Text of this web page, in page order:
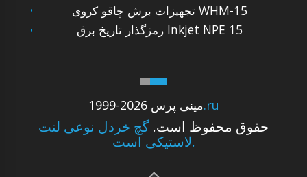
1999-2026 مینی پرس.ru
حقوق محفوظ است. گچ خردل نوعی لنت
لاستیکی است.
تجهیزات برش چاقو کروی WHM-15
رمزگذار تاریخ برق Inkjet NPE 15